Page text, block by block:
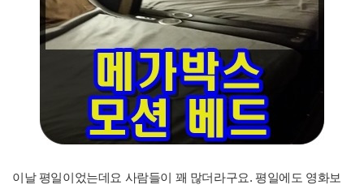
이날 평일이었는데요 사람들이 꽤 많더라구요. 평일에도 영화보